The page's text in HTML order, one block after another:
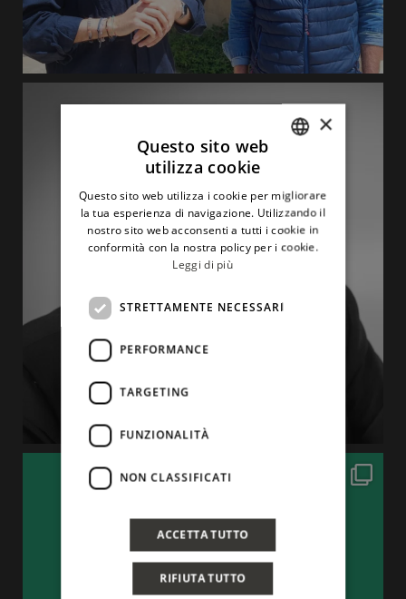
ENGLISH
×
Questo sito web
utilizza cookie
Questo sito web utilizza i cookie per migliorare
la tua esperienza di navigazione. Utilizzando il
nostro sito web acconsenti a tutti i cookie in
conformità con la nostra policy per i cookie.
Leggi di più
STRETTAMENTE NECESSARI
PERFORMANCE
TARGETING
FUNZIONALITÀ
NON CLASSIFICATI
ACCETTA TUTTO
RIFIUTA TUTTO